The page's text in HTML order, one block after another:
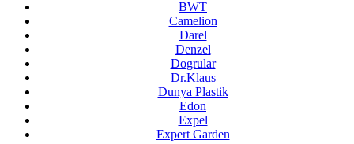
BWT
Camelion
Darel
Denzel
Dogrular
Dr.Klaus
Dunya Plastik
Edon
Expel
Expert Garden